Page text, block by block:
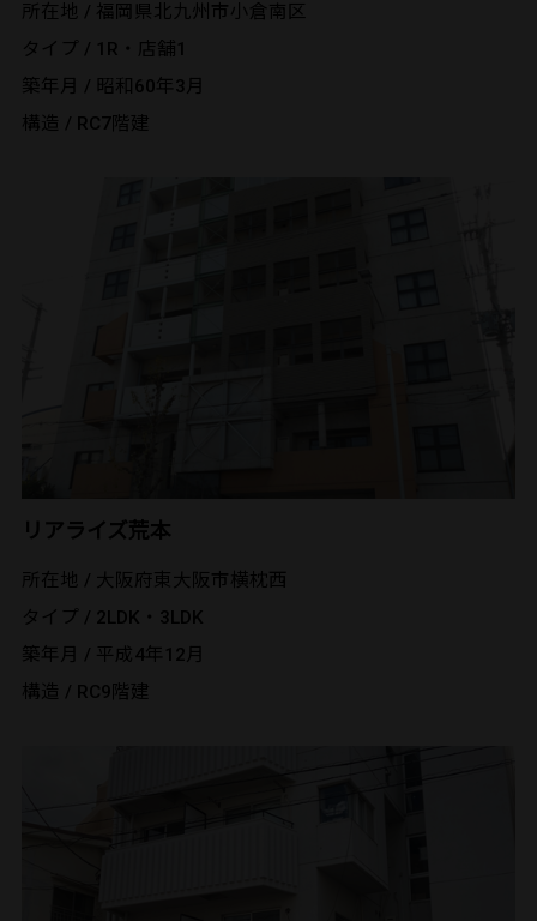
所在地 / 福岡県北九州市小倉南区
タイプ / 1R・店舗1
築年月 / 昭和60年3月
構造 / RC7階建
リアライズ荒本
所在地 / 大阪府東大阪市横枕西
タイプ / 2LDK・3LDK
築年月 / 平成4年12月
構造 / RC9階建